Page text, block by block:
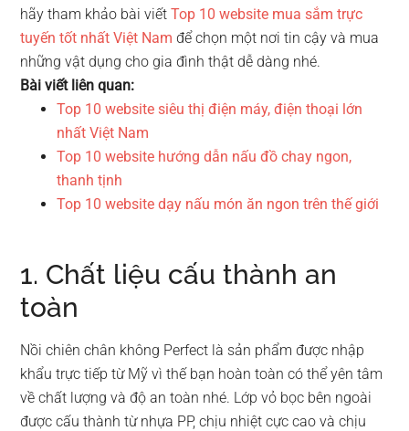
hãy tham khảo bài viếtTop 10 website mua sắm trực
tuyến tốt nhất Việt Nam để chọn một nơi tin cậy và mua
những vật dụng cho gia đình thật dễ dàng nhé.
Bài viết liên quan:
Top 10 website siêu thị điện máy, điện thoại lớn
nhất Việt Nam
Top 10 website hướng dẫn nấu đồ chay ngon,
thanh tịnh
Top 10 website dạy nấu món ăn ngon trên thế giới
1. Chất liệu cấu thành an
toàn
Nồi chiên chân không Perfect là sản phẩm được nhập
khẩu trực tiếp từ Mỹ vì thế bạn hoàn toàn có thể yên tâm
về chất lượng và độ an toàn nhé. Lớp vỏ bọc bên ngoài
được cấu thành từ nhựa PP, chịu nhiệt cực cao và chịu